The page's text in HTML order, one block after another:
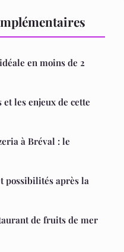
en moins de 2
et les enjeux de cette
à Bréval : le
possibilités après la
de fruits de mer